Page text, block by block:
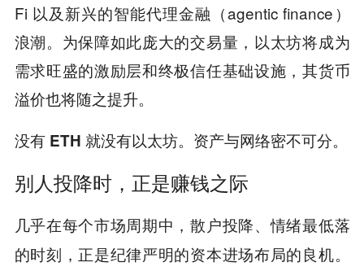
Fi 以及新兴的智能代理金融（agentic finance）
浪潮。为保障如此庞大的交易量，以太坊将成为
需求旺盛的激励层和终极信任基础设施，其货币
溢价也将随之提升。
没有 ETH 就没有以太坊。资产与网络密不可分。
别人投降时，正是赚钱之际
几乎在每个市场周期中，散户投降、情绪最低落
的时刻，正是纪律严明的资本进场布局的良机。